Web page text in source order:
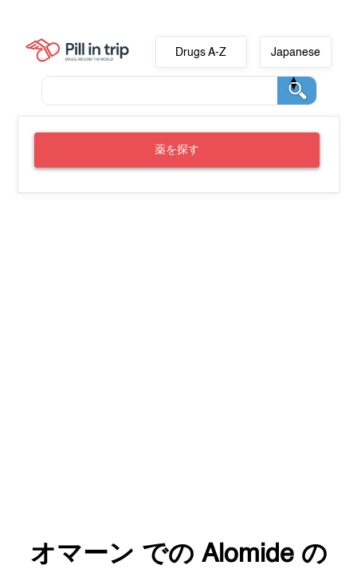
Drugs A-Z Japanese
薬を探す
オマーン での Alomideの